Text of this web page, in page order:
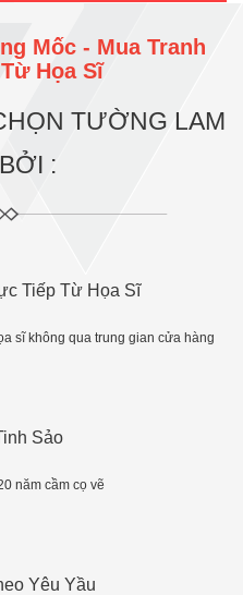
Mốc - Mua Tranh
Họa Sĩ
TƯỜNG LAM
:
Tiếp Từ Họa Sĩ
sĩ không qua trung gian cửa hàng
Sảo
năm cầm cọ vẽ
Yêu Yầu